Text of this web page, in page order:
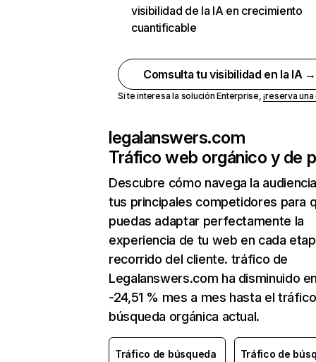
visibilidad de la IA en crecimiento
cuantificable
Comsulta tu visibilidad en la IA →
Si te interesa la solución Enterprise,¡reserva
legalanswers.com
Tráfico web orgánico y de
Descubre cómo navega la
tus principales competidores para
puedas adaptar perfectamente la
experiencia de tu web en cada
recorrido del cliente. tráfico de
Legalanswers.com ha disminuido
-24,51 % mes a mes hasta el
búsqueda orgánica actual.
Tráfico de búsqueda
Tráfico de